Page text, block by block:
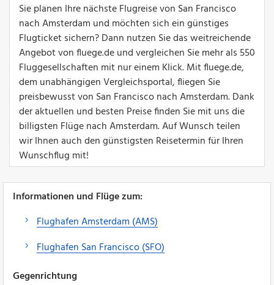
Sie planen Ihre nächste Flugreise von San Francisco
nach Amsterdam und möchten sich ein günstiges
Flugticket sichern? Dann nutzen Sie das weitreichende
Angebot von fluege.de und vergleichen Sie mehr als 550
Fluggesellschaften mit nur einem Klick. Mit fluege.de,
dem unabhängigen Vergleichsportal, fliegen Sie
preisbewusst von San Francisco nach Amsterdam. Dank
der aktuellen und besten Preise finden Sie mit uns die
billigsten Flüge nach Amsterdam. Auf Wunsch teilen
wir Ihnen auch den günstigsten Reisetermin für Ihren
Wunschflug mit!
Informationen und Flüge zum:
Flughafen Amsterdam (AMS)
Flughafen San Francisco (SFO)
Gegenrichtung